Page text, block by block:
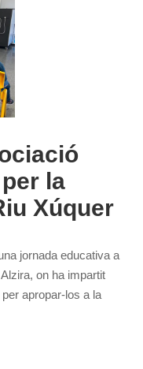
la
Xúquer
jornada educativa a
on ha impartit
apropar-los a la